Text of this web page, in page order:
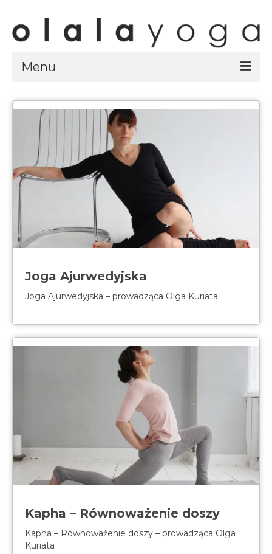
Menu
Sklep
strony sklepu
ubrania olalayoga
Olala Studio
specjalistyczne
spotkania online
Blog
Zaloguj
platforma kursowa
Joga Ajurwedyjska
Joga Ajurwedyjska – prowadząca Olga Kuriata
Kapha – Równoważenie doszy
Kapha – Równoważenie doszy – prowadząca Olga
Kuriata